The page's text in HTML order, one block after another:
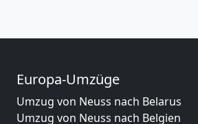
Europa-Umzüge
Umzug von Neuss nach Belarus
Umzug von Neuss nach Belgien